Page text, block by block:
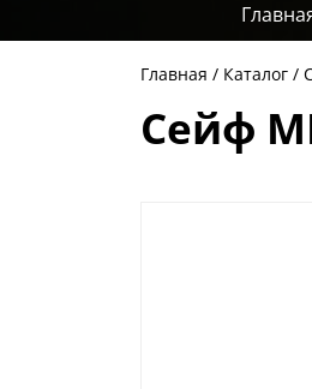
Главная Каталог
Сейф